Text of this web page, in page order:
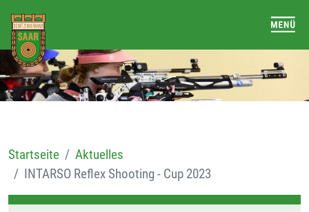
Startseite
Aktuelles
INTARSO Reflex Shooting - Cup 2023